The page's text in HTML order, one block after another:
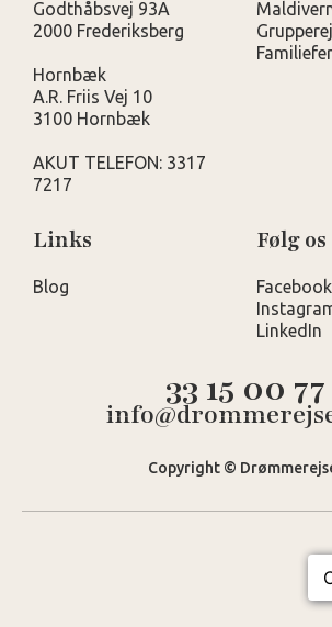
Godthåbsvej 93A
2000 Frederiksberg
Hornbæk
A.R. Friis Vej 10
3100 Hornbæk
AKUT TELEFON: 3317
7217
Links
Blog
Følg os
Facebook
LinkedIn
33 15 00 77
Copyright ©